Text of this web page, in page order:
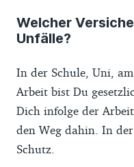
Welcher
Unfälle?
In der Schule, Uni,
Arbeit bist Du
Dich infolge der
den Weg dahin. In
Schutz.